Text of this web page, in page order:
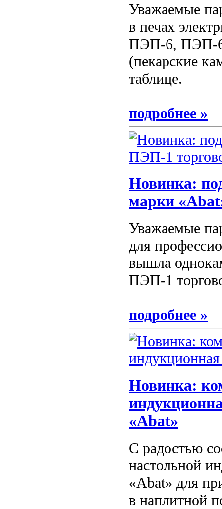
Уважаемые
в печах
ПЭП-6, ПЭП-
(пекарские
таблице.
подробнее »
Новинка:
марки
Уважаемые
для
вышла
ПЭП-1
подробнее »
Новинка:
«Abat»
С радостью
настольной
«Abat» для
в наплитной